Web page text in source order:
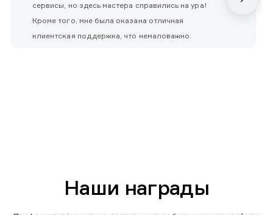
сервисы, но здесь мастера справились на ура!
Кроме того, мне была оказана отличная
клиентская поддержка, что немаловажно.
Наши награды